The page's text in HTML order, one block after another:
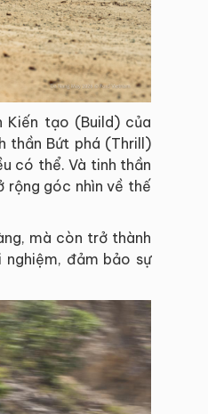
tạo (Build) của
thần Bứt phá (Thrill)
có thể. Và tinh thần
rộng góc nhìn về thế
mà còn trở thành
đảm bảo sự